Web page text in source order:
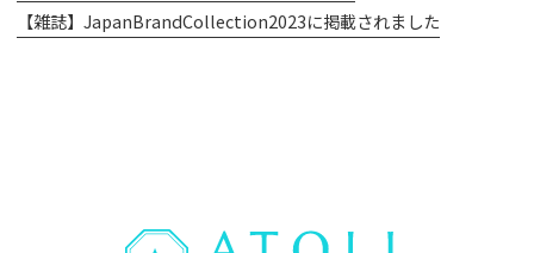
【雑誌】JapanBrandCollection2023に掲載されました